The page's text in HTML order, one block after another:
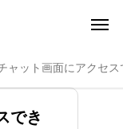
ャット画面にアクセ
でき